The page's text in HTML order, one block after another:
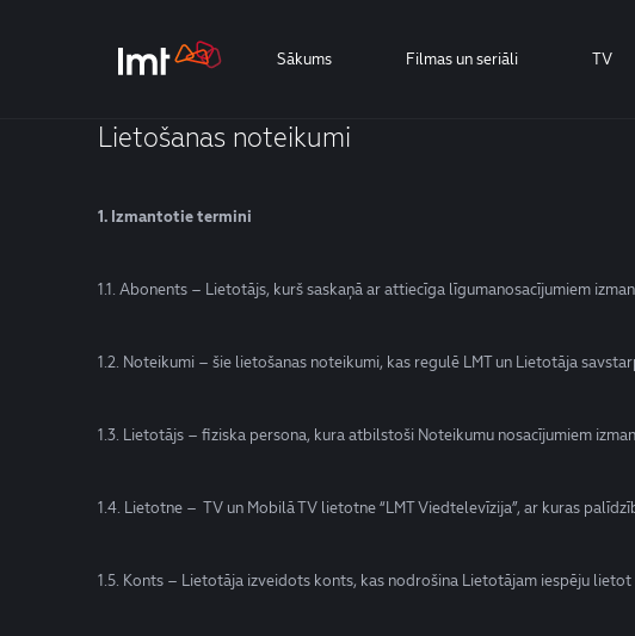
Sākums Filmas un seriāli TV
Lietošanas noteikumi
1. Izmantotie termini
1.1. Abonents – Lietotājs, kurš saskaņā ar attiecīga līgumanosacījumiem
1.2. Noteikumi – šie lietošanas noteikumi, kas regulē LMT un Lietotāja
1.3. Lietotājs – fiziska persona, kura atbilstoši Noteikumu nosacījumiem
1.4. Lietotne – TV un Mobilā TV lietotne “LMT Viedtelevīzija”, ar kuras
1.5. Konts – Lietotāja izveidots konts, kas nodrošina Lietotājam iespēju lietot